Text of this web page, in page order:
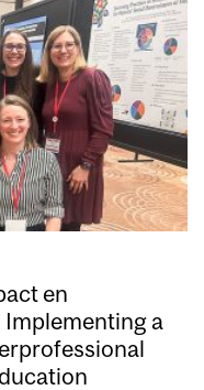
en
Implementing a